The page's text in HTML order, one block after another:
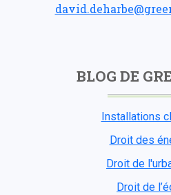
BLOG DE
Installations
Droit des
Droit de
Droit de